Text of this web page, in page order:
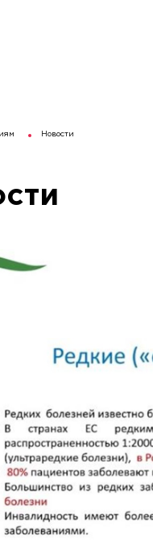
Новости